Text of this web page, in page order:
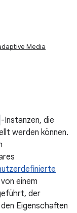
Media
-Instanzen, die
werden können.
einem
der
Eigenschaften